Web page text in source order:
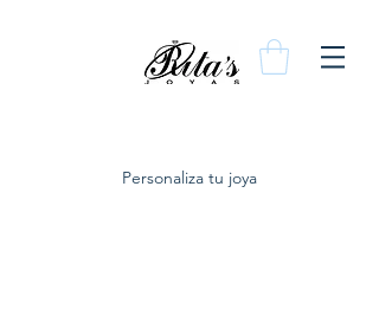
Personaliza tu joya